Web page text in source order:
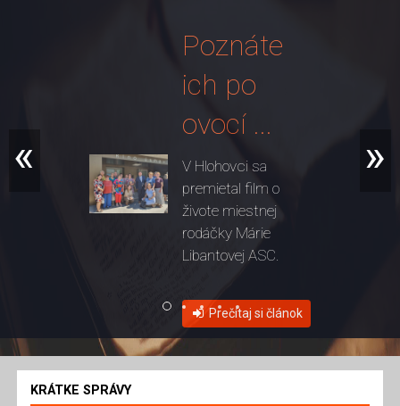
Poznáte
ich po
ovocí ...
V Hlohovci sa
premietal film o
živote miestnej
rodáčky Márie
Libantovej ASC.
Prečítaj si článok
« »
KRÁTKE SPRÁVY